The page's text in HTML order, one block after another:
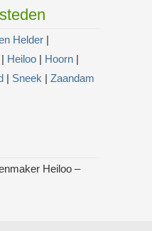
Helder |
| Heiloo | Hoorn |
| Sneek | Zaandam
Heiloo –